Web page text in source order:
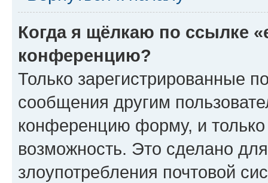
Когда я щёлкаю по ссылке
конференцию?
Только зарегистрированные
сообщения другим
конференцию форму, и
возможность. Это сделано
злоупотребления почтовой